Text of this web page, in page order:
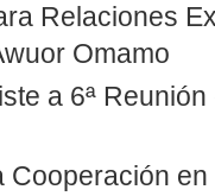
Relaciones
Omamo
a 6ª
Cooperación